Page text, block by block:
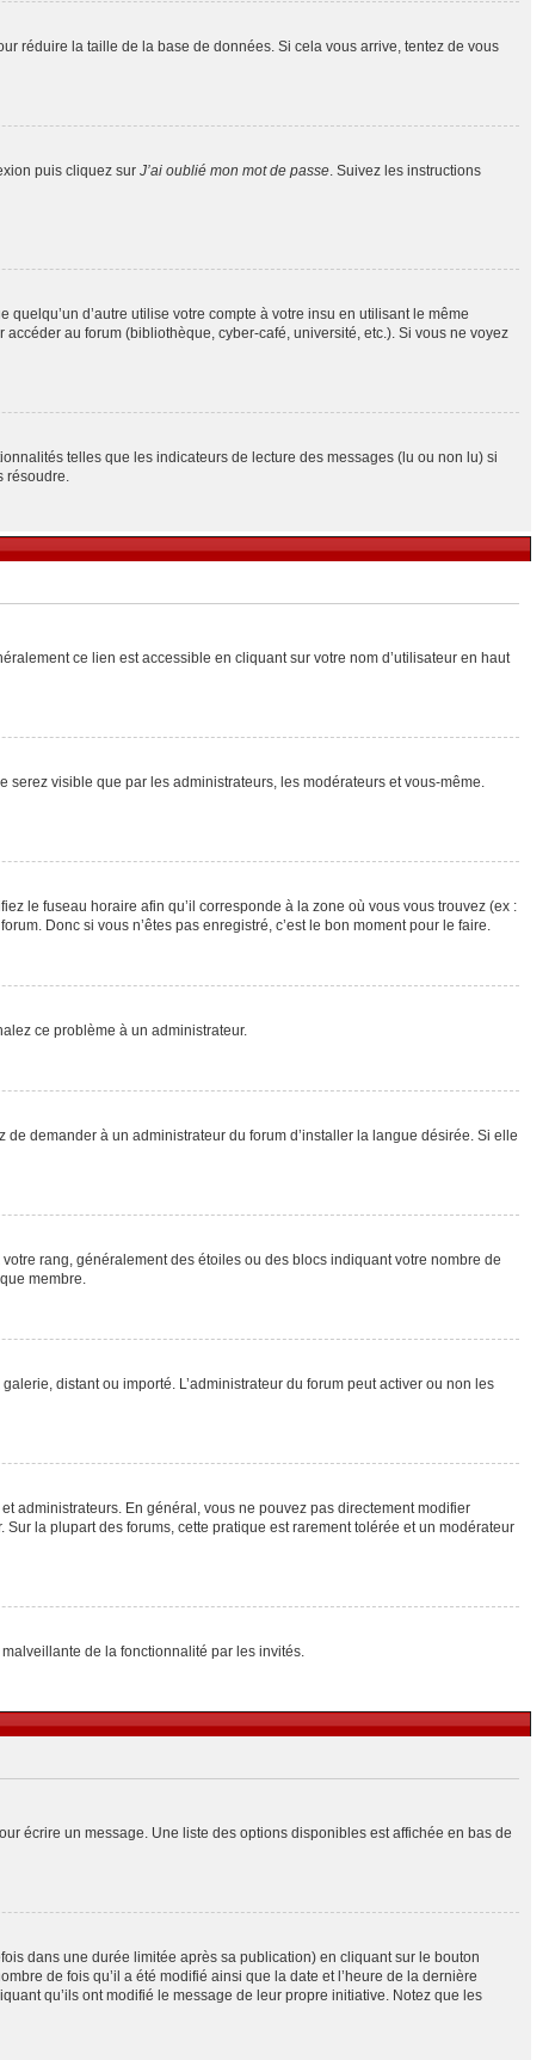
réduire la taille de la base de données. Si cela vous arrive, tentez de vous
puis cliquez sur J’ai oublié mon mot de passe. Suivez les instructions
d’autre utilise votre compte à votre insu en utilisant le même
au forum (bibliothèque, cyber-café, université, etc.). Si vous ne voyez
telles que les indicateurs de lecture des messages (lu ou non lu) si
résoudre.
ce lien est accessible en cliquant sur votre nom d’utilisateur en haut
serez visible que par les administrateurs, les modérateurs et vous-même.
le fuseau horaire afin qu’il corresponde à la zone où vous vous trouvez (ex :
Donc si vous n’êtes pas enregistré, c’est le bon moment pour le faire.
ce problème à un administrateur.
demander à un administrateur du forum d’installer la langue désirée. Si elle
rang, généralement des étoiles ou des blocs indiquant votre nombre de
membre.
distant ou importé. L’administrateur du forum peut activer ou non les
administrateurs. En général, vous ne pouvez pas directement modifier
la plupart des forums, cette pratique est rarement tolérée et un modérateur
de la fonctionnalité par les invités.
écrire un message. Une liste des options disponibles est affichée en bas de
dans une durée limitée après sa publication) en cliquant sur le bouton
de fois qu’il a été modifié ainsi que la date et l’heure de la dernière
qu’ils ont modifié le message de leur propre initiative. Notez que les